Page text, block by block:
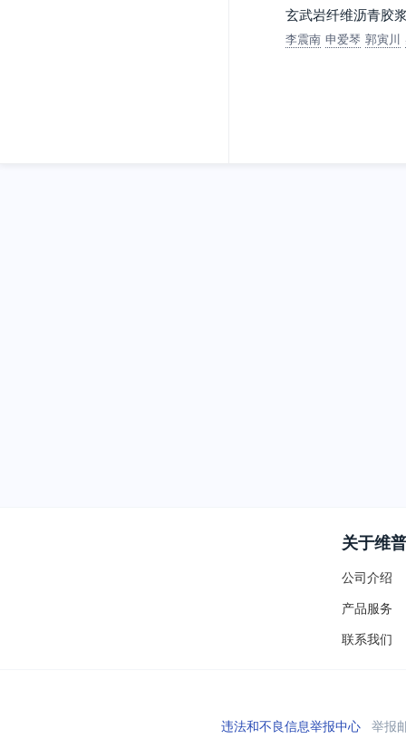
玄武岩纤维沥青胶
李震南 申爱琴 郭寅川
关于维普
公司介绍
产品服务
联系我们
违法和不良信息举报中心举报